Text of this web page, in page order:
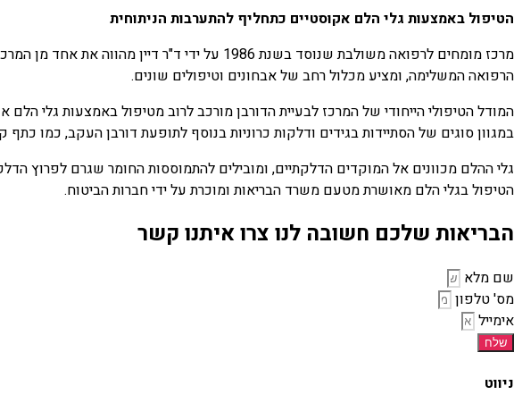
הטיפול באמצעות גלי הלם אקוסטיים כתחליף להתערבות הניתוחית
מרכז מומחים לרפואה משולבת שנוסד בשנת 1986
הרפואה המשלימה, ומציע מכלול רחב של אבחונים וטיפולים שונים.
במגוון סוגים של הסתיידות בגידים ודלקות כרוניות בנוסף לתופעת דורבן העקב, כמו
גלי ההלם מכוונים אל המוקדים הדלקתיים, ומובילים להתמוססות החומר שגרם לפרוץ
הטיפול בגלי הלם מאושרת מטעם משרד הבריאות ומוכרת על ידי חברות הביטוח.
הבריאות שלכם חשובה לנו צרו איתנו קשר
שם מלא
מס' טלפון
אימייל
שלח
ניווט